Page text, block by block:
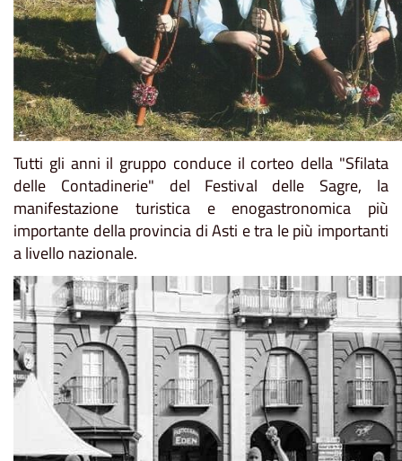
Tutti gli anni il gruppo conduce il corteo della "Sfilata
delle Contadinerie" del Festival delle Sagre, la
manifestazione turistica e enogastronomica più
importante della provincia di Asti e tra le più importanti
a livello nazionale.